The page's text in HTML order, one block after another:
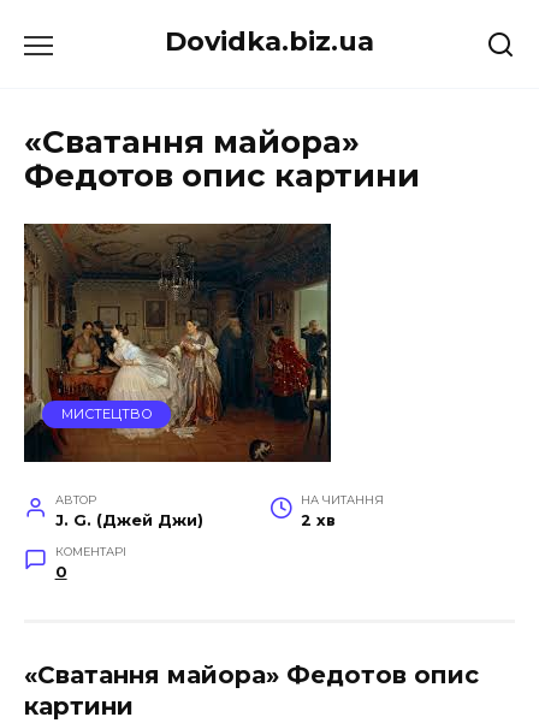
до
Dovidka.biz.ua
«Сватання майора»
Федотов опис картини
МИСТЕЦТВО
АВТОР
J. G. (Джей Джи)
НА ЧИТАННЯ
2 хв
КОМЕНТАРІ
0
«Сватання майора» Федотов опис
картини